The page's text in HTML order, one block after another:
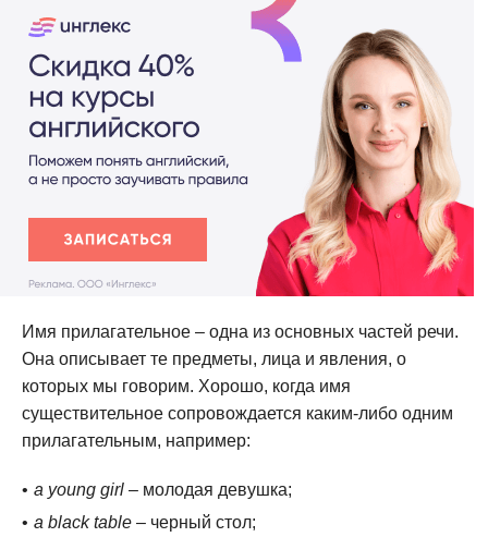
Имя прилагательное – одна из основных частей речи.
Она описывает те предметы, лица и явления, о
которых мы говорим. Хорошо, когда имя
существительное сопровождается каким-либо одним
прилагательным, например:
a young girl – молодая девушка;
a black table – черный стол;